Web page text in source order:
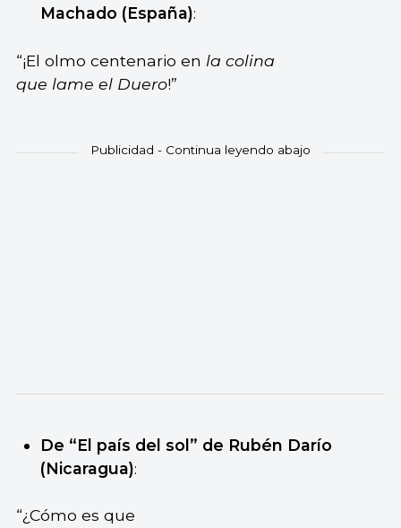
Machado (España):
“¡El olmo centenario en la colina
que lame el Duero!”
De “El país del sol” de Rubén Darío
(Nicaragua):
“¿Cómo es que